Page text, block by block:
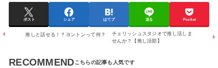
ポスト シェア はてブ 送る Pocket
推しと話せる！？ヨントンって何？
チェリッシュスタジオで推し活しま
せんか？【推し活部】
RECOMMEND